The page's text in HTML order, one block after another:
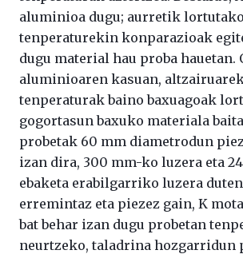
aluminioa dugu; aurretik lortutako
tenperaturekin konparazioak
dugu material hau proba hauetan.
aluminioaren kasuan,
tenperaturak baino baxuagoak
gogortasun baxuko materiala
probetak 60 mm diametrodun
izan dira, 300 mm-ko luzera eta
ebaketa erabilgarriko luzera
erremintaz eta piezez gain, K
bat behar izan dugu probetan
neurtzeko, taladrina hozgarridun